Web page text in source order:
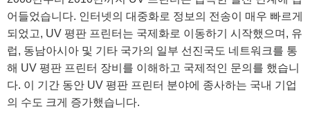
어들었습니다. 인터넷의 대중화로 정보의 전송이 매우 빠르게
되었고, UV 평판 프린터는 국제화로 이동하기 시작했으며, 유
럽, 동남아시아 및 기타 국가의 일부 선진국도 네트워크를 통
해 UV 평판 프린터 장비를 이해하고 국제적인 문의를 했습니
다. 이 기간 동안 UV 평판 프린터 분야에 종사하는 국내 기업
의 수도 크게 증가했습니다.